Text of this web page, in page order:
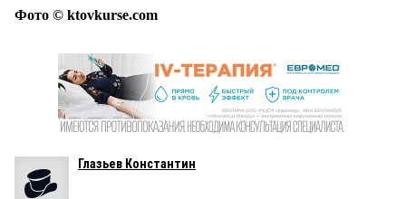
Фото © ktovkurse.com
Глазьев Константин